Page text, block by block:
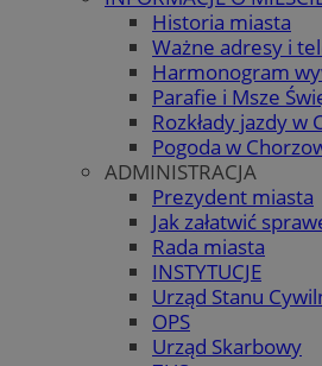
Historia miasta
Ważne adresy i
Harmonogram
Parafie i Msze
Rozkłady jazdy w
Pogoda w
ADMINISTRACJA
Prezydent miasta
Jak załatwić
Rada miasta
INSTYTUCJE
Urząd Stanu
OPS
Urząd Skarbowy